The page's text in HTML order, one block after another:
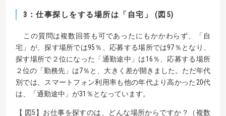
3：仕事探しをする場所は「自宅」 (図5)
この質問は複数回答も可であったにもかかわらず、「自
宅」が、探す場所では95％、応募する場所では97％となり、
探す場所で２位になった「通勤途中」は16％、応募する場所
２位の「勤務先」は7％と、大きく差が開きました。ただ年代
別では、スマートフォン利用率も他の年代より高かった20代
は、「通勤途中」が31％となっています。
【 図5】お仕事を探すのは、どんな場所からですか？（複数